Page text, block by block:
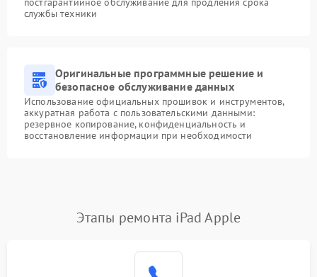
службы техники
Оригинальные программные решение и
безопасное обслуживание данных
Использование официальных прошивок и инструментов,
аккуратная работа с пользовательскими данными:
резервное копирование, конфиденциальность и
восстановление информации при необходимости
Этапы ремонта iPad Apple